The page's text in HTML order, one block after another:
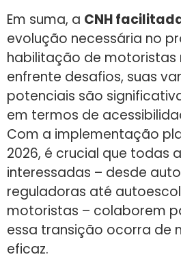
Em suma, a CNH
evolução necessária no
habilitação de motoristas
enfrente desafios, suas
potenciais são
em termos de
Com a implementação
2026, é crucial que todas
interessadas – desde
reguladoras até
motoristas – colaborem
essa transição ocorra de
eficaz.